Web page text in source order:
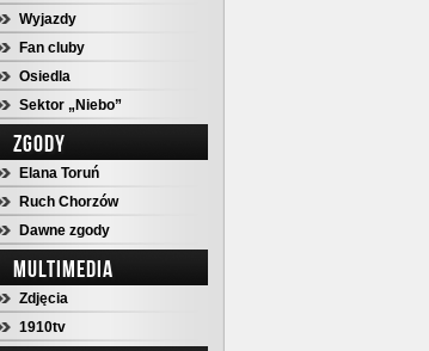
Wyjazdy
Fan cluby
Osiedla
Sektor „Niebo”
ZGODY
Elana Toruń
Ruch Chorzów
Dawne zgody
MULTIMEDIA
Zdjęcia
1910tv